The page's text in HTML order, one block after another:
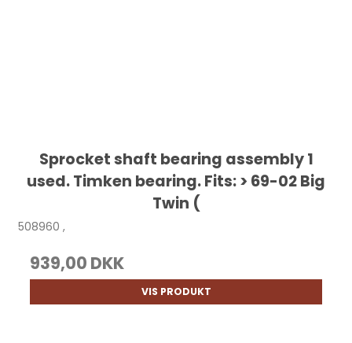
Sprocket shaft bearing assembly 1
used. Timken bearing. Fits: > 69-02 Big
Twin (
508960 ,
939,00 DKK
VIS PRODUKT